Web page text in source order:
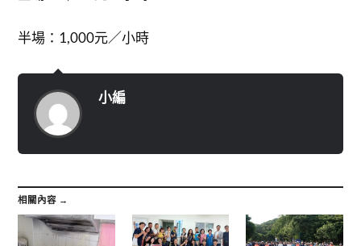
半場：1,000元／小時
小編
相關內容 →